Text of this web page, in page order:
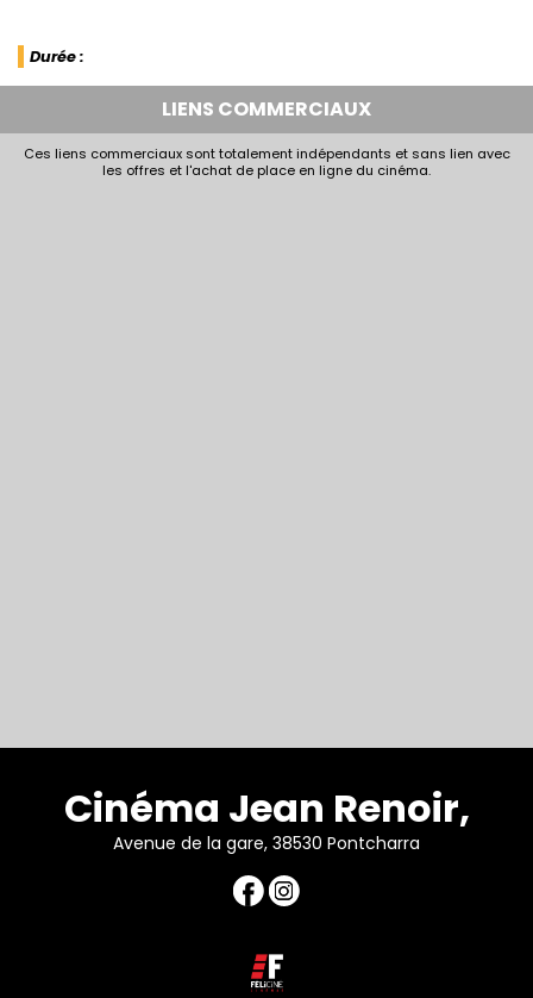
Durée :
LIENS COMMERCIAUX
Ces liens commerciaux sont totalement indépendants et sans lien avec
les offres et l'achat de place en ligne du cinéma.
Cinéma Jean Renoir,
Avenue de la gare, 38530 Pontcharra